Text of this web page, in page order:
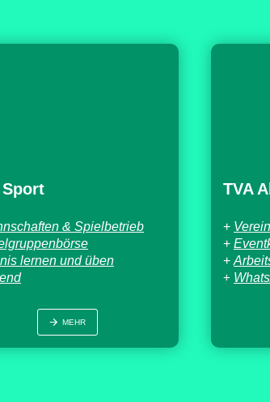
Sport
& Spielbetrieb
lernen und üben
MEHR
TVA
+
+
+
+